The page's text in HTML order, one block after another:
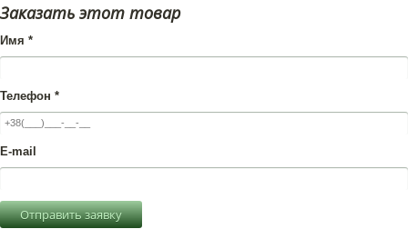
Заказать этот товар
Имя *
Телефон *
E-mail
Отправить заявку